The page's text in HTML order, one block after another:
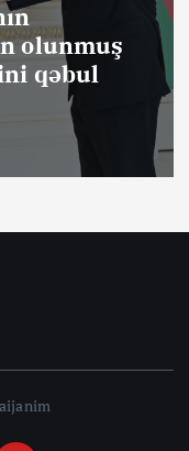
olunmuş
qəbul